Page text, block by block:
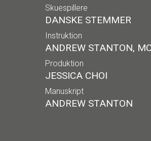
Skuespillere
DANSKE STEMMER
Instruktion
ANDREW STANTON,
Produktion
JESSICA CHOI
Manuskript
ANDREW STANTON